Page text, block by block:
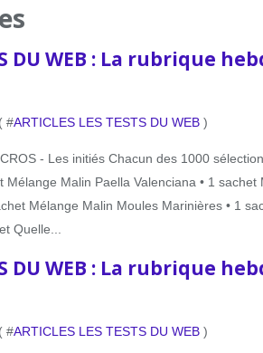
DU WEB : La rubrique
#ARTICLES LES TESTS DU WEB )
- Les initiés Chacun des 1000
Mélange Malin Paella Valenciana • 1
Mélange Malin Moules Marinières • 1
Quelle...
DU WEB : La rubrique
#ARTICLES LES TESTS DU WEB )